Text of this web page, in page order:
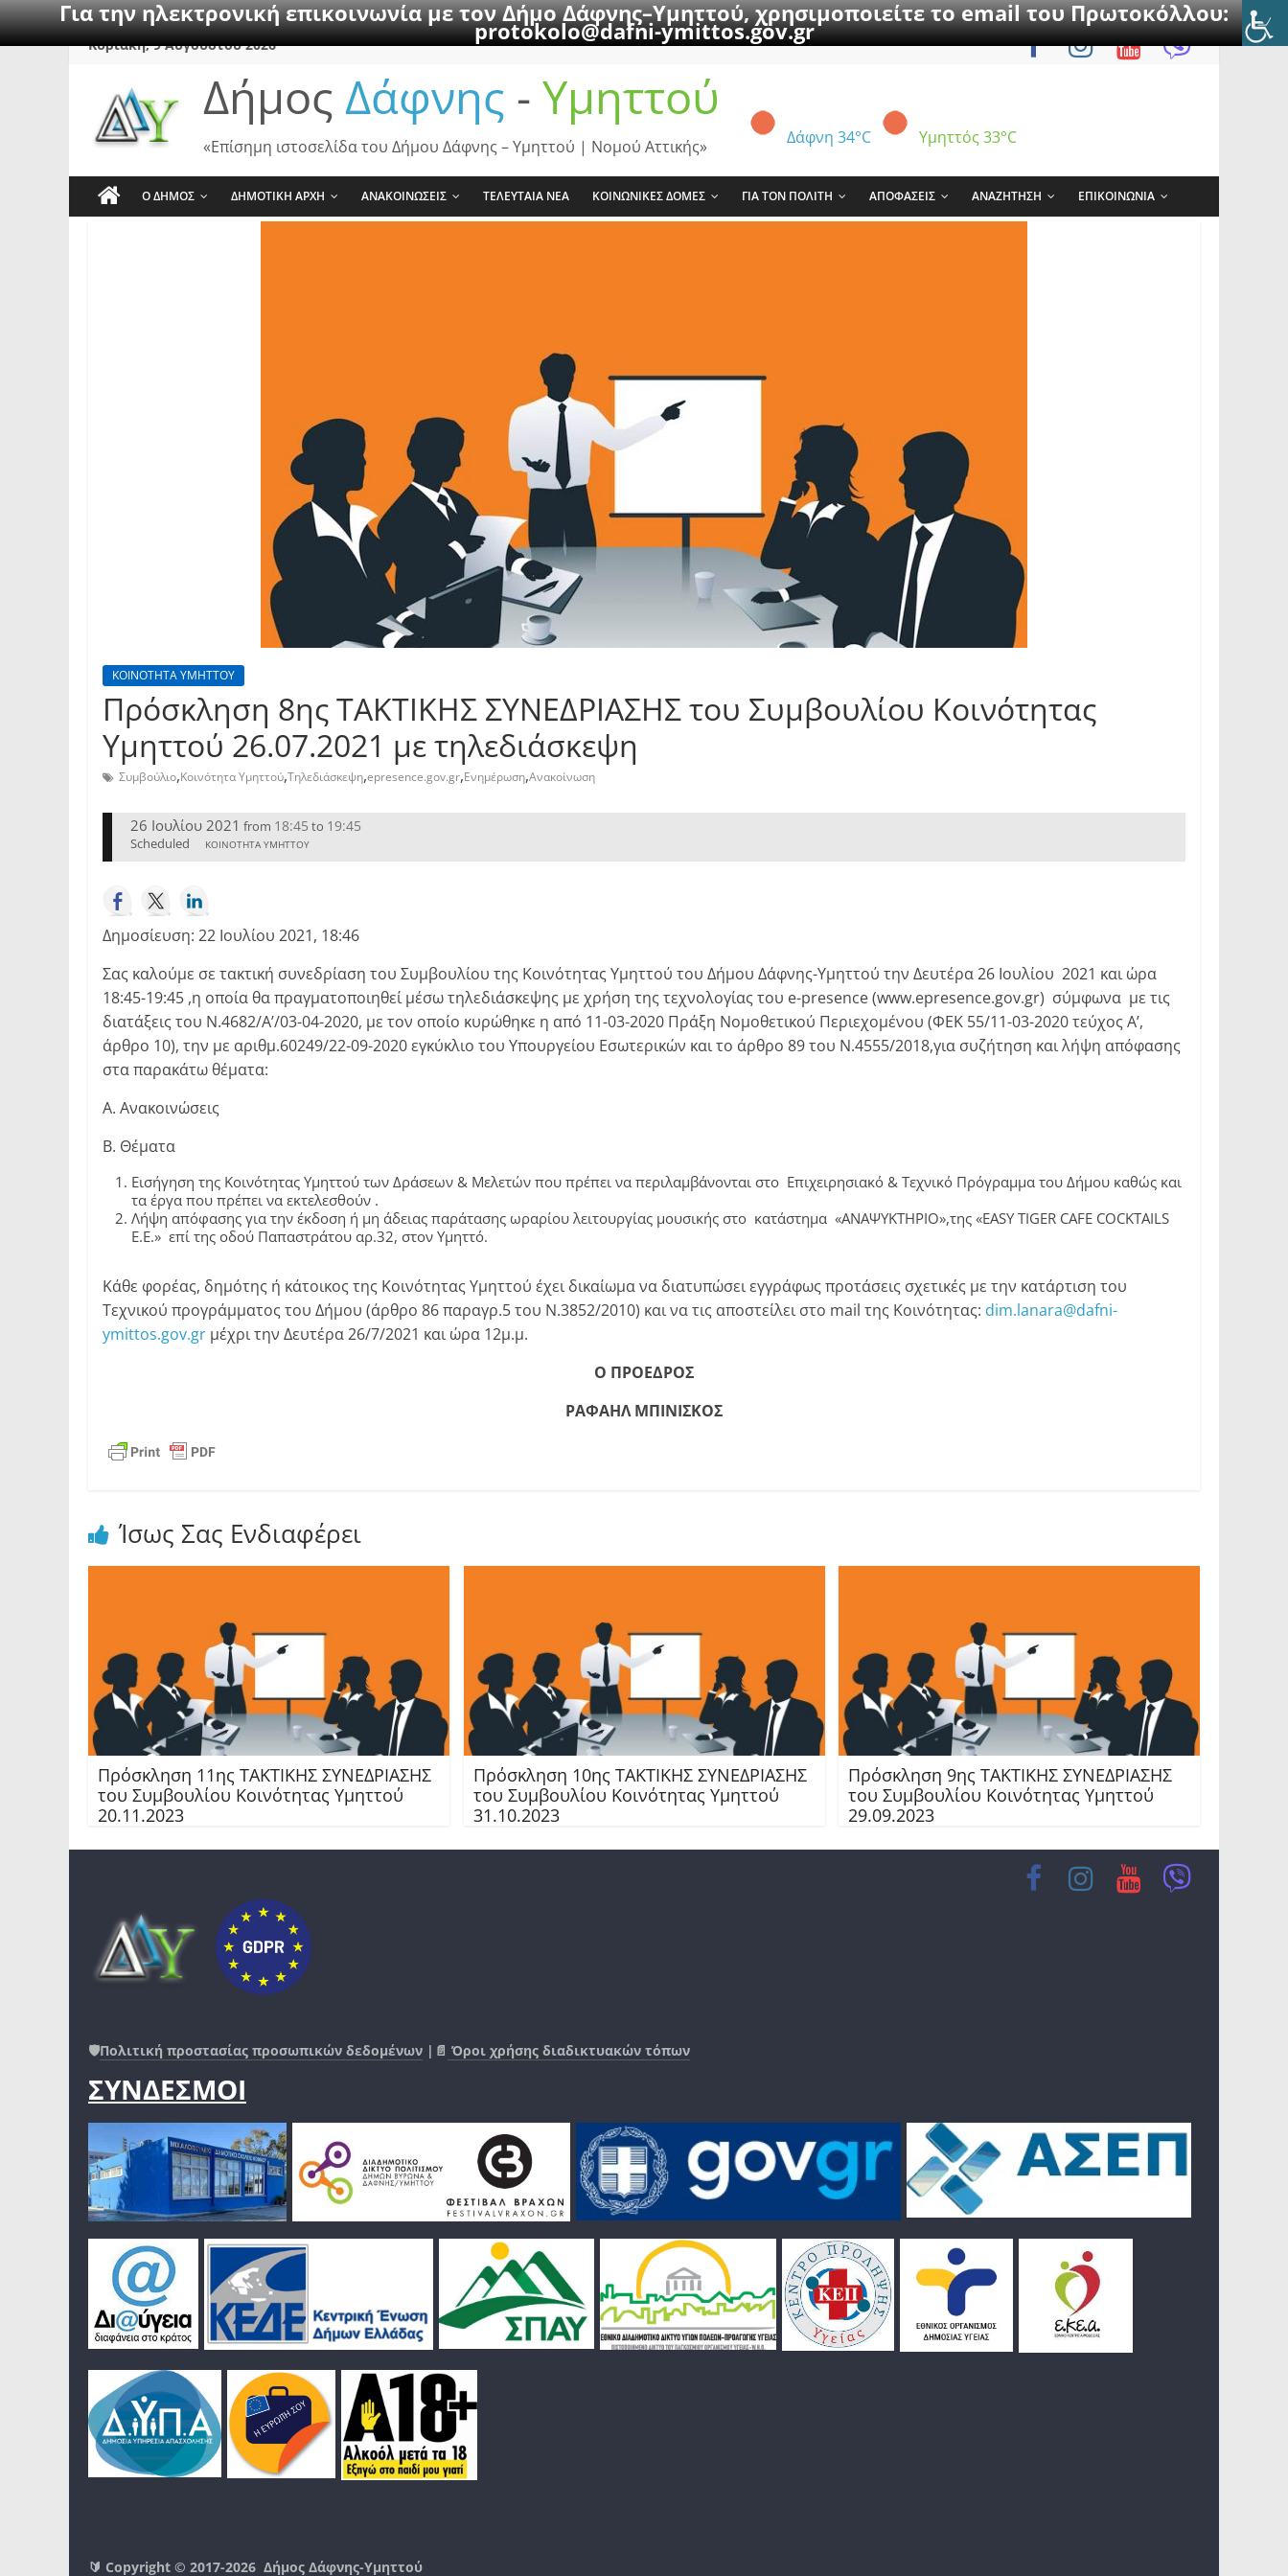
Για την ηλεκτρονική επικοινωνία με τον Δήμο Δάφνης–Υμηττού, χρησιμοποιείτε το email του Πρωτοκόλλου:
protokolo@dafni-ymittos.gov.gr
SkipΚυριακή, 9 Αυγούστου 2026
Δήμος Δάφνης - Υμηττού
Δάφνη 34°C Υμηττός 33°C
«Επίσημη ιστοσελίδα του Δήμου Δάφνης – Υμηττού | Νομού Αττικής»
Ο ΔΗΜΟΣ ΔΗΜΟΤΙΚΗ ΑΡΧΗ ΑΝΑΚΟΙΝΩΣΕΙΣ ΤΕΛΕΥΤΑΙΑ ΝΕΑ ΚΟΙΝΩΝΙΚΕΣ ΔΟΜΕΣ ΓΙΑ ΤΟΝ ΠΟΛΙΤΗ ΑΠΟΦΑΣΕΙΣ ΑΝΑΖΗΤΗΣΗ ΕΠΙΚΟΙΝΩΝΙΑ
ΚΟΙΝΟΤΗΤΑ ΥΜΗΤΤΟΥ
Πρόσκληση 8ης TAKTIKHΣ ΣΥΝΕΔΡΙΑΣΗΣ του Συμβουλίου Κοινότητας
Υμηττού 26.07.2021 με τηλεδιάσκεψη
Συμβούλιο,Κοινότητα Υμηττού,Τηλεδιάσκεψη,epresence.gov.gr,Ενημέρωση,Ανακοίνωση
26 Ιουλίου 2021 from 18:45 to 19:45
Scheduled ΚΟΙΝΟΤΗΤΑ ΥΜΗΤΤΟΥ
Δημοσίευση: 22 Ιουλίου 2021, 18:46
Σας καλούμε σε τακτική συνεδρίαση του Συμβουλίου της Κοινότητας Υμηττού του Δήμου Δάφνης-Υμηττού την Δευτέρα 26 Ιουλίου 2021 και ώρα
18:45-19:45 ,η οποία θα πραγματοποιηθεί μέσω τηλεδιάσκεψης με χρήση της τεχνολογίας του e-presence (www.epresence.gov.gr) σύμφωνα με τις
διατάξεις του Ν.4682/Α’/03-04-2020, με τον οποίο κυρώθηκε η από 11-03-2020 Πράξη Νομοθετικού Περιεχομένου (ΦΕΚ 55/11-03-2020 τεύχος Α’,
άρθρο 10), την με αριθμ.60249/22-09-2020 εγκύκλιο του Υπουργείου Εσωτερικών και το άρθρο 89 του Ν.4555/2018,για συζήτηση και λήψη απόφασης
στα παρακάτω θέματα:
Α. Ανακοινώσεις
Β. Θέματα
Εισήγηση της Κοινότητας Υμηττού των Δράσεων & Μελετών που πρέπει να περιλαμβάνονται στο Επιχειρησιακό & Τεχνικό Πρόγραμμα του Δήμου καθώς και
τα έργα που πρέπει να εκτελεσθούν .
Λήψη απόφασης για την έκδοση ή μη άδειας παράτασης ωραρίου λειτουργίας μουσικής στο κατάστημα «ΑΝΑΨΥΚΤΗΡΙΟ»,της «EASY TIGER CAFE COCKTAILS
E.E.» επί της οδού Παπαστράτου αρ.32, στον Υμηττό.
Κάθε φορέας, δημότης ή κάτοικος της Κοινότητας Υμηττού έχει δικαίωμα να διατυπώσει εγγράφως προτάσεις σχετικές με την κατάρτιση του
Τεχνικού προγράμματος του Δήμου (άρθρο 86 παραγρ.5 του Ν.3852/2010) και να τις αποστείλει στο mail της Κοινότητας: dim.lanara@dafni-
ymittos.gov.gr μέχρι την Δευτέρα 26/7/2021 και ώρα 12μ.μ.
Ο ΠΡΟΕΔΡΟΣ
ΡΑΦΑΗΛ ΜΠΙΝΙΣΚΟΣ
Ίσως Σας Ενδιαφέρει
Πρόσκληση 11ης TAKTIKHΣ ΣΥΝΕΔΡΙΑΣΗΣ
του Συμβουλίου Κοινότητας Υμηττού
20.11.2023
Πρόσκληση 10ης TAKTIKHΣ ΣΥΝΕΔΡΙΑΣΗΣ
του Συμβουλίου Κοινότητας Υμηττού
31.10.2023
Πρόσκληση 9ης TAKTIKHΣ ΣΥΝΕΔΡΙΑΣΗΣ
του Συμβουλίου Κοινότητας Υμηττού
29.09.2023
🛡️Πολιτική προστασίας προσωπικών δεδομένων |📄 Όροι χρήσης διαδικτυακών τόπων
ΣΥΝΔΕΣΜΟΙ
🔰 Copyright © 2017-2026 Δήμος Δάφνης-Υμηττού